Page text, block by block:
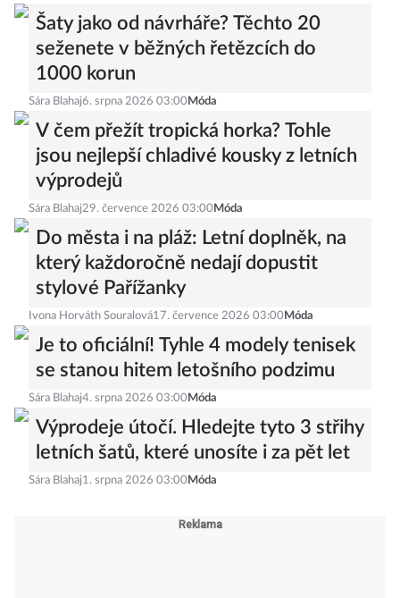
Šaty jako od návrháře? Těchto 20
seženete v běžných řetězcích do
1000 korun
Sára Blahaj6. srpna 2026 03:00 Móda
V čem přežít tropická horka? Tohle
jsou nejlepší chladivé kousky z letních
výprodejů
Sára Blahaj29. července 2026 03:00 Móda
Do města i na pláž: Letní doplněk, na
který každoročně nedají dopustit
stylové Pařížanky
Ivona Horváth Souralová17. července 2026 03:00 Móda
Je to oficiální! Tyhle 4 modely tenisek
se stanou hitem letošního podzimu
Sára Blahaj4. srpna 2026 03:00 Móda
Výprodeje útočí. Hledejte tyto 3 střihy
letních šatů, které unosíte i za pět let
Sára Blahaj1. srpna 2026 03:00 Móda